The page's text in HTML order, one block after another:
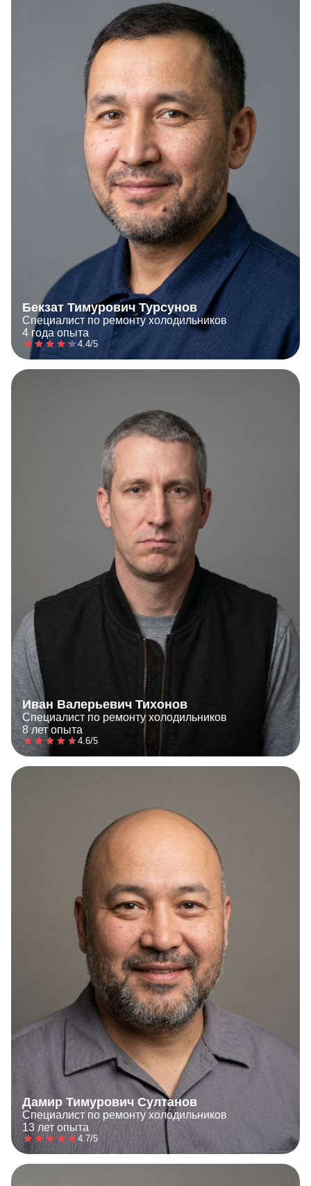
Бекзат Тимурович Турсунов
Специалист по ремонту холодильников
4 года опыта
4.4/5
Иван Валерьевич Тихонов
Специалист по ремонту холодильников
8 лет опыта
4.6/5
Дамир Тимурович Султанов
Специалист по ремонту холодильников
13 лет опыта
4.7/5